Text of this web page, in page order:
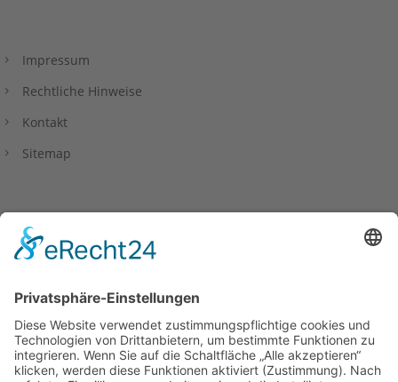
Impressum
Rechtliche Hinweise
Kontakt
Sitemap
Datenschutzerklärung
Privacy Policy
Barrierefreiheitserklärung
Copyright www.wfkl.de 2026.